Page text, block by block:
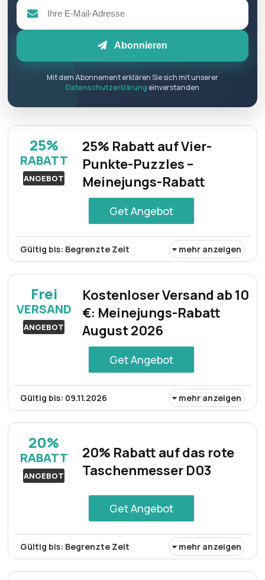
Abonnieren
Mit dem Abonnement erklären Sie sich mit unserer
Datenschutzerklärung einverstanden
25%
RABATT
ANGEBOT
25% Rabatt auf Vier-
Punkte-Puzzles –
Meinejungs-Rabatt
Get Angebot
Gültig bis: Begrenzte Zeit mehr anzeigen
Angebot für Puzzle-Liebhaber, die hochwertige
Handwerkskunst und anspruchsvolle Designs zu
schätzen wissen.
Frei
VERSAND
ANGEBOT
Kostenloser Versand ab 10
€: Meinejungs-Rabatt
August 2026
Get Angebot
Gültig bis: 09.11.2026 mehr anzeigen
einem besseren Preis-Leistungs-Verhältnis beim Kauf
ausgewählter Lifestyle-Produkte und durchdachter
Geschenkideen.
20%
RABATT
ANGEBOT
20% Rabatt auf das rote
Taschenmesser D03
Get Angebot
Gültig bis: Begrenzte Zeit mehr anzeigen